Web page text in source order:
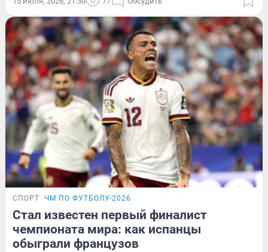
СПОРТ ЧМ ПО ФУТБОЛУ-2026
Стал известен первый финалист
чемпионата мира: как испанцы
обыграли французов